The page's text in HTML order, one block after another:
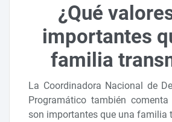
¿Qué
importantes
familia
La Coordinadora Nacional de
Programático también
son importantes que una familia